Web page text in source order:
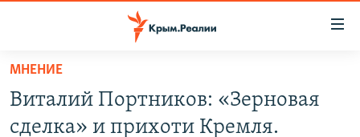
Вернуться
основному
содержанию
МНЕНИЕ
Виталий Портников: «Зерновая
сделка» и прихоти Кремля.